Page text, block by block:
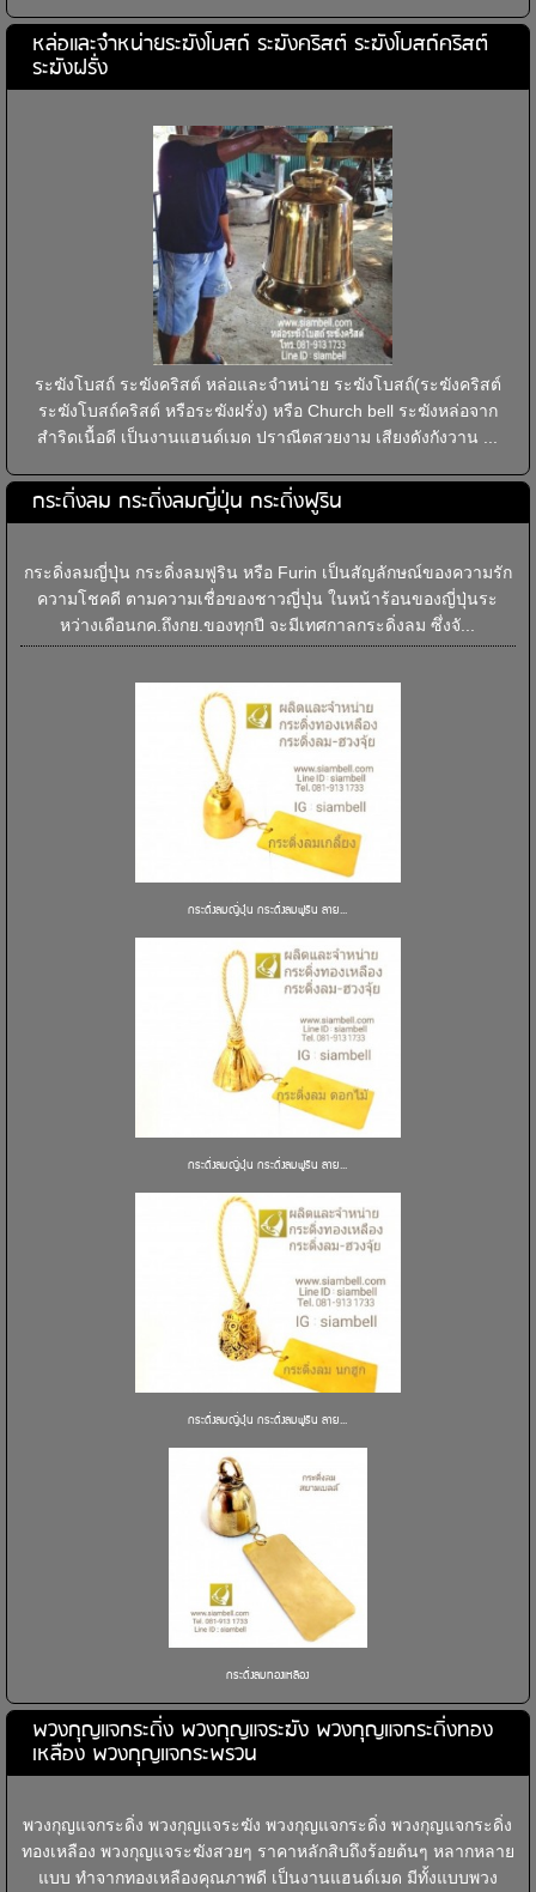
หล่อและจำหน่ายระฆังโบสถ์ ระฆังคริสต์ ระฆังโบสถ์คริสต์
ระฆังฝรั่ง
ระฆังโบสถ์ ระฆังคริสต์ หล่อและจำหน่าย ระฆังโบสถ์(ระฆังคริสต์
ระฆังโบสถ์คริสต์ หรือระฆังฝรั่ง) หรือ Church bell ระฆังหล่อจาก
สำริดเนื้อดี เป็นงานแฮนด์เมด ปราณีตสวยงาม เสียงดังกังวาน ...
กระดิ่งลม กระดิ่งลมญี่ปุ่น กระดิ่งฟูริน
กระดิ่งลมญี่ปุ่น กระดิ่งลมฟูริน หรือ Furin เป็นสัญลักษณ์ของความรัก
ความโชคดี ตามความเชื่อของชาวญี่ปุ่น ในหน้าร้อนของญี่ปุ่นระ
หว่างเดือนกค.ถึงกย.ของทุกปี จะมีเทศกาลกระดิ่งลม ซึ่งจั...
กระดิ่งลมญี่ปุ่น กระดิ่งลมฟูริน ลาย...
กระดิ่งลมญี่ปุ่น กระดิ่งลมฟูริน ลาย...
กระดิ่งลมญี่ปุ่น กระดิ่งลมฟูริน ลาย...
กระดิ่งลมทองเหลือง
พวงกุญแจกระดิ่ง พวงกุญแจระฆัง พวงกุญแจกระดิ่งทอง
เหลือง พวงกุญแจกระพรวน
พวงกุญแจกระดิ่ง พวงกุญแจระฆัง พวงกุญแจกระดิ่ง พวงกุญแจกระดิ่ง
ทองเหลือง พวงกุญแจระฆังสวยๆ ราคาหลักสิบถึงร้อยต้นๆ หลากหลาย
แบบ ทำจากทองเหลืองคุณภาพดี เป็นงานแฮนด์เมด มีทั้งแบบพวง